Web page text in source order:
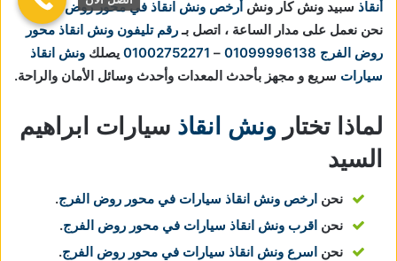
أنقاذ سبيد ونش كار ونش أرخص ونش انقاذ في محور روض الفرج
نحن نعمل على مدار الساعة ، اتصل بـرقم تليفون ونش انقاذ محور
روض الفرج 01099996138
–
01002752271 يصلك ونش انقاذ
سيارات سريع و مجهز بأحدث المعدات وأحدث وسائل الأمان والراحة.
لماذا تختار ونش انقاذ سيارات ابراهيم
السيد
نحن ارخص ونش انقاذ سيارات في محور روض الفرج.
نحن اقرب ونش انقاذ سيارات في محور روض الفرج.
نحن اسرع ونش انقاذ سيارات في محور روض الفرج.